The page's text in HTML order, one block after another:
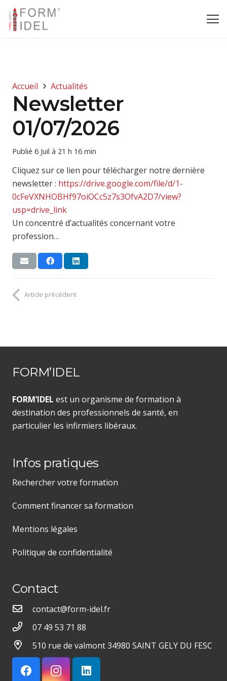
Accueil Actualités
Newsletter
01/07/2026
Publié 6 Juil à 21 h 16 min
Cliquez sur ce lien pour télécharger notre dernière
newsletter : https://drive.google.com/file/d/1-
0cFeVXNHOBHf97oiOCc5z7s3OfvA2D7/view?
usp=drive_link
Un concentré d’actualités concernant votre
profession…
Article précédent
FORM’IDEL
FORM’IDEL est un organisme de formation à
destination des professionnels de santé, en
particulier les infirmiers libéraux.
Infos pratiques
Rechercher votre formation
Comment financer sa formation
Mentions légales
Politique de confidentialité
Contact
contact@form-idel.fr
07 49 53 71 88
510 rue de valmont 34980 SAINT GELY DU FESC